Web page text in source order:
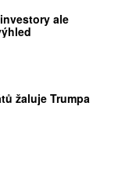
ale
žaluje Trumpa